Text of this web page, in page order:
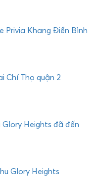
Privia Khang Điền Bình
Chí Thọ quận 2
Heights đã đến
Glory Heights